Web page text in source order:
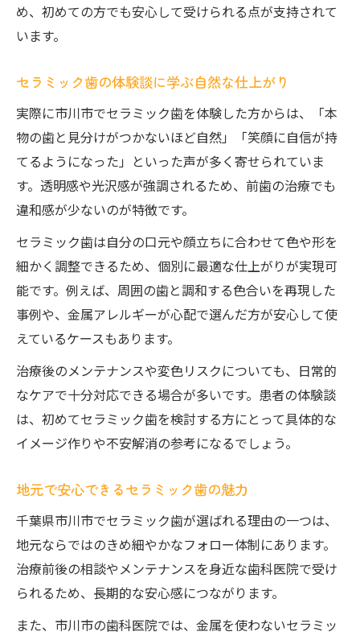
め、初めての方でも安心して受けられる点が支持されて
います。
セラミック歯の体験談に学ぶ自然な仕上がり
実際に市川市でセラミック歯を体験した方からは、「本
物の歯と見分けがつかないほど自然」「笑顔に自信が持
てるようになった」といった声が多く寄せられていま
す。透明感や光沢感が強調されるため、前歯の治療でも
違和感が少ないのが特徴です。
セラミック歯は自分の口元や顔立ちに合わせて色や形を
細かく調整できるため、個別に最適な仕上がりが実現可
能です。例えば、周囲の歯と調和する色合いを再現した
事例や、金属アレルギーが心配で選んだ方が安心して使
えているケースもあります。
治療後のメンテナンスや変色リスクについても、日常的
なケアで十分対応できる場合が多いです。患者の体験談
は、初めてセラミック歯を検討する方にとって具体的な
イメージ作りや不安解消の参考になるでしょう。
地元で安心できるセラミック歯の魅力
千葉県市川市でセラミック歯が選ばれる理由の一つは、
地元ならではのきめ細やかなフォロー体制にあります。
治療前後の相談やメンテナンスを身近な歯科医院で受け
られるため、長期的な安心感につながります。
また、市川市の歯科医院では、金属を使わないセラミッ